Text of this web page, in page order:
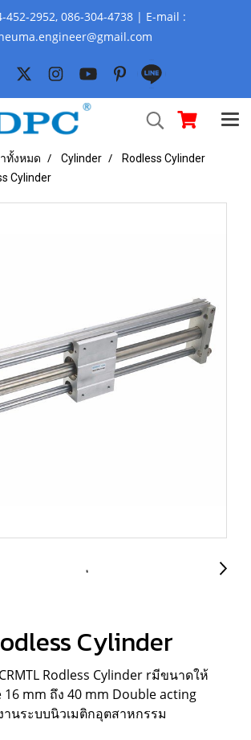
452-2952, 086-304-4738 | E-mail :
ทั้งหมด Cylinder
Rodless Cylinder
Cylinder
Cylinder
Rodless Cylinder rมีขนาดให้
16 mm ถึง 40 mm Double acting
านระบบนิวเมติกอุตสาหกรรม